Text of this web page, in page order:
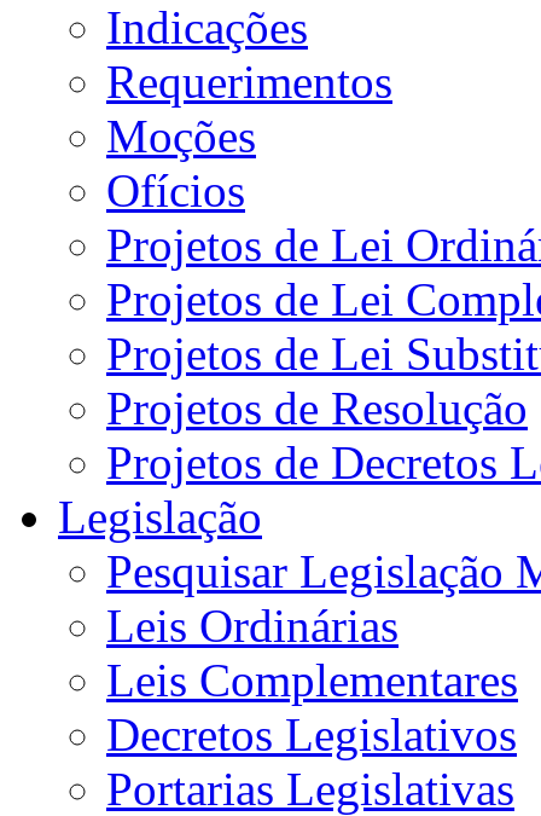
Indicações
Requerimentos
Moções
Ofícios
Projetos de Lei
Projetos de Lei
Projetos de Lei
Projetos de Resolução
Projetos de Decretos
Legislação
Pesquisar Legislação
Leis Ordinárias
Leis Complementares
Decretos Legislativos
Portarias Legislativas